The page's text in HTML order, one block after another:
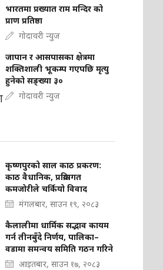
भारतमा प्रख्यात राम मन्दिर को
प्राण प्रतिष्ठा
गोदावरी न्युज
जापान र आसपासका क्षेत्रमा
शक्तिशाली भूकम्प गएपछि मृत्यु
हुनेको सङ्ख्या ३०
गोदावरी न्युज
कृष्णपुरको साल काठ प्रकरण:
काठ वैधानिक, प्रक्रियागत
कमजोरीले चर्कियो विवाद
मंगलबार, साउन १९, २०८३
कैलालीमा धार्मिक सद्भाव कायम
गर्न तीनबुँदे निर्णय, पालिका–
वडामा समन्वय समिति गठन गरिने
आइतबार, साउन १७, २०८३